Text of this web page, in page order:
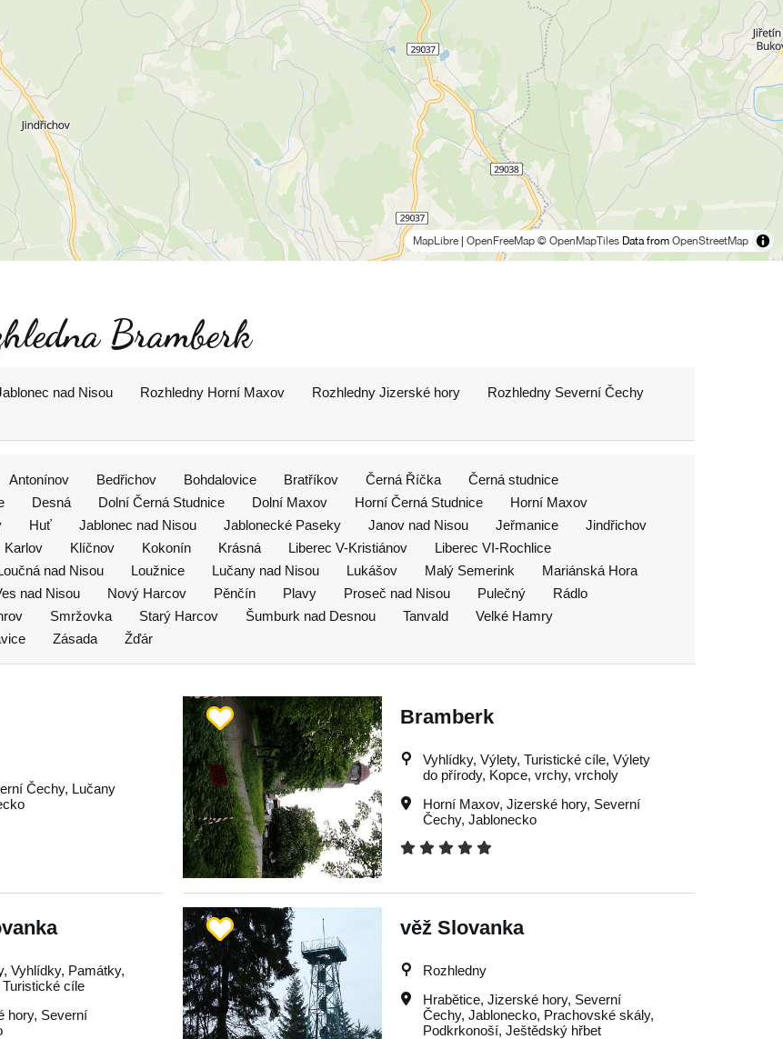
MapLibre OpenFreeMap © OpenMapTiles Data from OpenStreetMap
Bramberk
nad Nisou Rozhledny Horní Maxov Rozhledny Jizerské hory
Rozhledny Severní Čechy
Antonínov Bedřichov Bohdalovice Bratříkov Černá Říčka
Černá studnice
Desná Dolní Černá Studnice Dolní Maxov Horní Černá Studnice
Horní Maxov
Huť Jablonec nad Nisou Jablonecké Paseky Janov nad Nisou Jeřmanice
Jindřichov
Karlov Klíčnov Kokonín Krásná Liberec V-Kristiánov
Liberec VI-Rochlice
nad Nisou Loužnice Lučany nad Nisou Lukášov Malý Semerink
Mariánská Hora
nad Nisou Nový Harcov Pěnčín Plavy Proseč nad Nisou Pulečný
Rádlo
Smržovka Starý Harcov Šumburk nad Desnou Tanvald
Velké Hamry
Zásada Žďár
Čechy, Lučany
Bramberk
Vyhlídky, Výlety, Turistické cíle, Výlety
do přírody, Kopce, vrchy, vrcholy
Horní Maxov, Jizerské hory, Severní
Čechy, Jablonecko
Vyhlídky, Památky,
cíle
hory, Severní
věž Slovanka
Rozhledny
Hrabětice, Jizerské hory, Severní
Čechy, Jablonecko, Prachovské skály,
Podkrkonoší, Ještědský hřbet